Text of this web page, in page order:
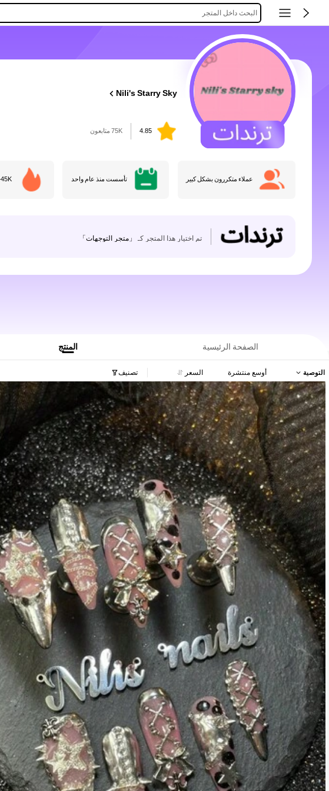
البحث داخل المتجر
Nili's Starry Sky
4.85 75K متابعون
عملاء متكررون بشكل كبير تأسست منذ عام واحد 45K+ تم بيعها مؤخرًا
تم اختيار هذا المتجر كـ 「متجر التوجهات」
الصفحة الرئيسية المنتج
التوصية أوسع منتشرة السعر تصنيف